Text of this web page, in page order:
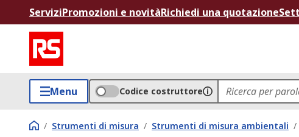
ServiziPromozioni e novitàRichiedi una quotazione
Menu Codice costruttore
/ Strumenti di misura / Strumenti di misura ambientali /